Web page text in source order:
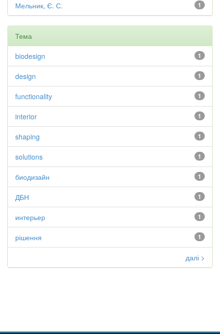
1
Мельник, Є. С.
Тема
1
biodesign
1
design
1
functionality
1
interior
1
shaping
1
solutions
1
биодизайн
1
ДБН
1
интерьер
1
рішення
далі >